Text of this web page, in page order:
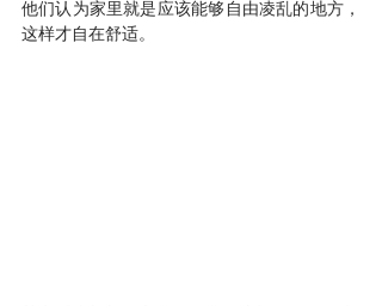
他们认为家里就是应该能够自由凌乱的地方，
这样才自在舒适。